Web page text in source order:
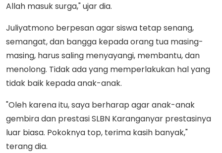
Allah masuk surga," ujar dia.
Juliyatmono berpesan agar siswa tetap senang,
semangat, dan bangga kepada orang tua masing-
masing, harus saling menyayangi, membantu, dan
menolong. Tidak ada yang memperlakukan hal yang
tidak baik kepada anak-anak.
"Oleh karena itu, saya berharap agar anak-anak
gembira dan prestasi SLBN Karanganyar prestasinya
luar biasa. Pokoknya top, terima kasih banyak,"
terang dia.